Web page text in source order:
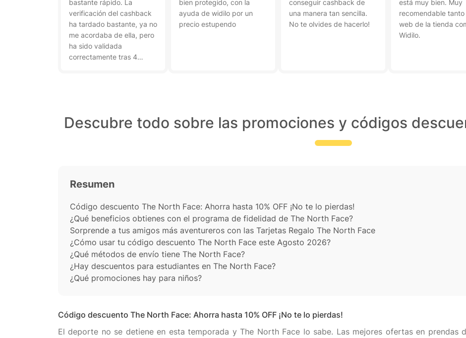
bastante rápido. La
verificación del cashback
ha tardado bastante, ya no
me acordaba de ella, pero
ha sido validada
correctamente tras 4
bien protegido, con la
ayuda de widilo por un
precio estupendo
conseguir cashback de
una manera tan sencilla.
No te olvides de hacerlo!
está muy bien. Muy
recomendable tanto
web de la tienda
Widilo.
Descubre todo sobre las promociones y códigos
Resumen
Código descuento The North Face: Ahorra hasta 10% OFF ¡No te lo pierdas!
¿Qué beneficios obtienes con el programa de fidelidad de The North Face?
Sorprende a tus amigos más aventureros con las Tarjetas Regalo The North Face
¿Cómo usar tu código descuento The North Face este Agosto 2026?
¿Qué métodos de envío tiene The North Face?
¿Hay descuentos para estudiantes en The North Face?
¿Qué promociones hay para niños?
Código descuento The North Face: Ahorra hasta 10% OFF ¡No te lo pierdas!
El deporte no se detiene en esta temporada y The North Face lo sabe. Las mejores ofertas en prendas